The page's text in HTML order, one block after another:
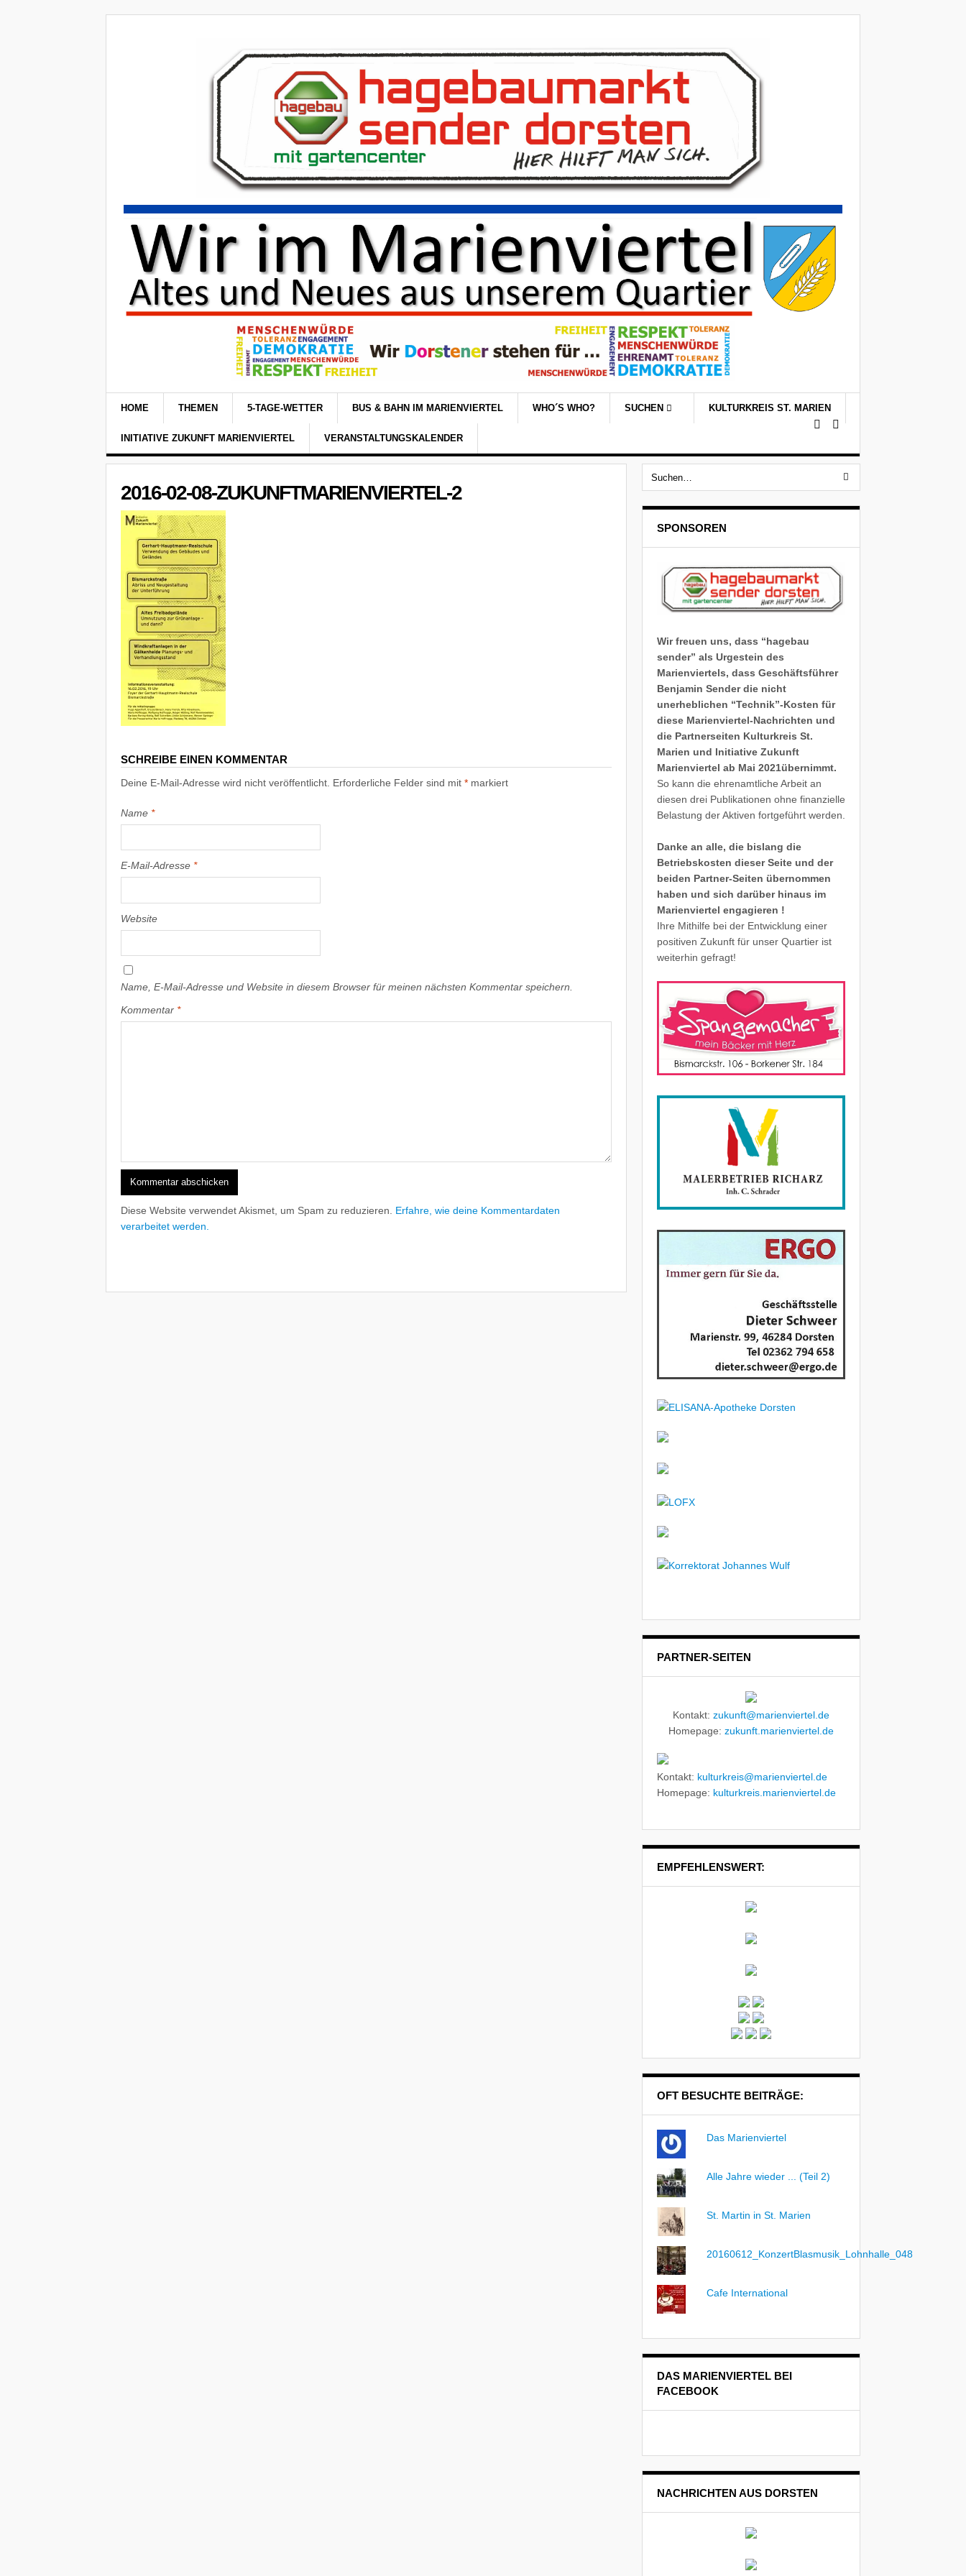
HOME THEMEN 5-TAGE-WETTER BUS & BAHN IM MARIENVIERTEL WHO´S WHO? SUCHEN KULTURKREIS ST. MARIEN
INITIATIVE ZUKUNFT MARIENVIERTEL VERANSTALTUNGSKALENDER
2016-02-08-ZUKUNFTMARIENVIERTEL-2
SCHREIBE EINEN KOMMENTAR
Deine E-Mail-Adresse wird nicht veröffentlicht. Erforderliche Felder sind mit * markiert
Name *
E-Mail-Adresse *
Website
Name, E-Mail-Adresse und Website in diesem Browser für meinen nächsten Kommentar speichern.
Kommentar *
Diese Website verwendet Akismet, um Spam zu reduzieren. Erfahre, wie deine Kommentardaten
verarbeitet werden.
SPONSOREN
Wir freuen uns, dass “hagebau
sender” als Urgestein des
Marienviertels, dass Geschäftsführer
Benjamin Sender die nicht
unerheblichen “Technik”-Kosten für
diese Marienviertel-Nachrichten und
die Partnerseiten Kulturkreis St.
Marien und Initiative Zukunft
Marienviertel ab Mai 2021übernimmt.
So kann die ehrenamtliche Arbeit an
diesen drei Publikationen ohne finanzielle
Belastung der Aktiven fortgeführt werden.
Danke an alle, die bislang die
Betriebskosten dieser Seite und der
beiden Partner-Seiten übernommen
haben und sich darüber hinaus im
Marienviertel engagieren !
Ihre Mithilfe bei der Entwicklung einer
positiven Zukunft für unser Quartier ist
weiterhin gefragt!
PARTNER-SEITEN
Kontakt: zukunft@marienviertel.de
Homepage: zukunft.marienviertel.de
Kontakt: kulturkreis@marienviertel.de
Homepage: kulturkreis.marienviertel.de
EMPFEHLENSWERT:
OFT BESUCHTE BEITRÄGE:
Das Marienviertel
Alle Jahre wieder ... (Teil 2)
St. Martin in St. Marien
20160612_KonzertBlasmusik_Lohnhalle_048
Cafe International
DAS MARIENVIERTEL BEI
FACEBOOK
NACHRICHTEN AUS DORSTEN